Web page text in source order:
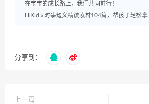
在宝宝的成长路上，我们共同前行！
HiKid » 时事短文精读素材104篇，帮孩子轻松拿
分享到：
上一篇